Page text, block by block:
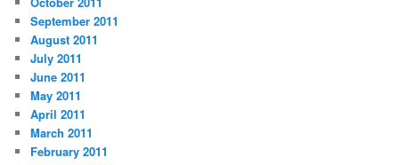
September 2011
August 2011
July 2011
June 2011
May 2011
April 2011
March 2011
February 2011